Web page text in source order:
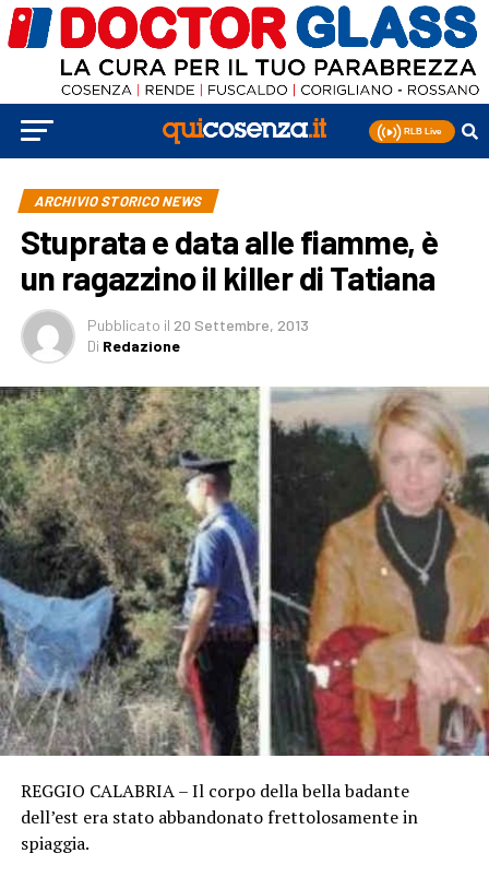
ARCHIVIO STORICO NEWS
Stuprata e data alle fiamme, è
un ragazzino il killer di Tatiana
Pubblicato il 20 Settembre, 2013
Di Redazione
REGGIO CALABRIA – Il corpo della bella badante
dell’est era stato abbandonato frettolosamente in
spiaggia.